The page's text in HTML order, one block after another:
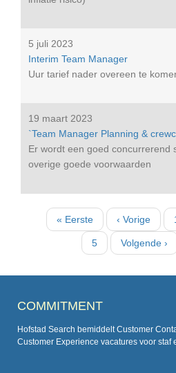
5 juli 2023
Interim Team Manager
Uur tarief nader overeen te
19 maart 2023
`Team Manager Planning &
Er wordt een goed concurrerend
overige goede voorwaarden
PaginatieEerste
pagina
« Eerste
Vorige
pagina
‹ Vorige
Pagina
5
Volgende
pagina
Volgende ›
COMMITMENT
Hofstad Search bemiddelt Customer
Customer Experience vacatures voor staf